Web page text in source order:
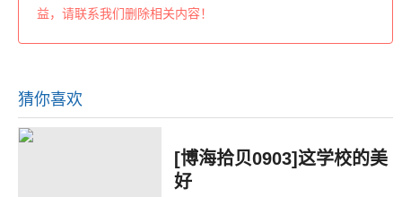
益，请联系我们删除相关内容！
猜你喜欢
[博海拾贝0903]这学校的美
好